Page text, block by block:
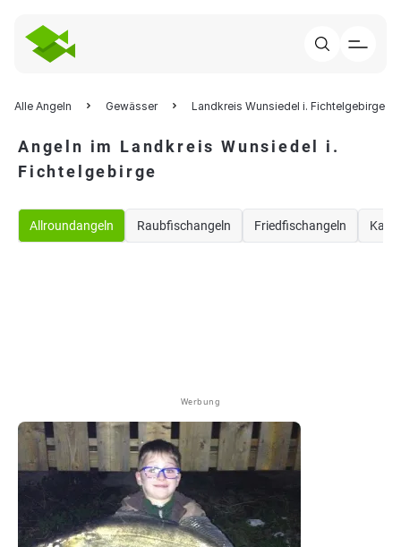
Alle Angeln Gewässer Landkreis Wunsiedel i. Fichtelgebirge
Angeln im Landkreis Wunsiedel i.
Fichtelgebirge
Allroundangeln Raubfischangeln Friedfischangeln
Werbung